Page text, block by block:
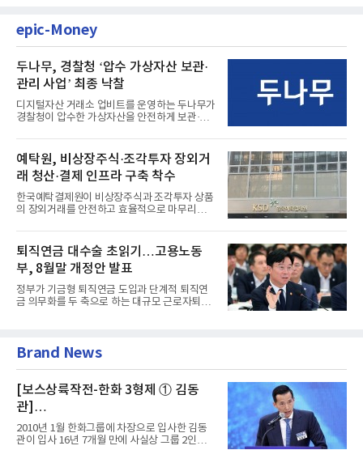
epic-Money
두나무, 경찰청 ‘압수 가상자산 보관·
관리 사업’ 최종 낙찰
디지털자산 거래소 업비트를 운영하는 두나무가
경찰청이 압수한 가상자산을 안전하게 보관·관
예탁원, 비상장주식·조각투자 장외거
래 청산·결제 인프라 구축 착수
한국예탁결제원이 비상장주식과 조각투자 상품
의 장외거래를 안전하고 효율적으로 마무리하기
퇴직연금 대수술 초읽기…고용노동
부, 8월말 개정안 발표
정부가 기금형 퇴직연금 도입과 단계적 퇴직연
금 의무화를 두 축으로 하는 대규모 근로자퇴직
Brand News
[보스상륙작전-한화 3형제 ① 김동
관]
입사 16년 만에 수석부회장 … 경영승
계 ‘초읽기’
2010년 1월 한화그룹에 차장으로 입사한 김동
관이 입사 16년 7개월 만에 사실상 그룹 2인자